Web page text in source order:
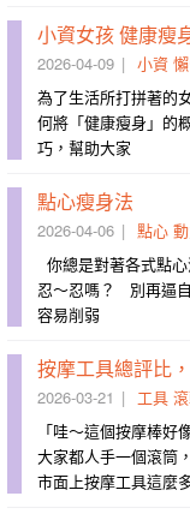
小資女孩 健康瘦
2026-04-09 小資
為了生活所打拼著的
何將「健康瘦身」的
巧，幫助大家
點心瘦身法
2026-04-06 點心
你總是對著各式點
忍～忍嗎？ 別再逼
容易削弱
按摩工具總評比
2026-03-21 工具
「哇～這個按摩棒
大家都人手一個滾筒
市面上按摩工具這麼